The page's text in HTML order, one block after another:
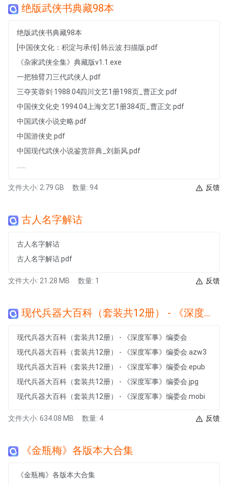
绝版武侠书典藏98本
绝版武侠书典藏98本
[中国侠文化：积淀与承传].韩云波.扫描版.pdf
《杂家武侠全集》典藏版v1.1.exe
一把独臂刀三代武侠人.pdf
三夺芙蓉剑·1988.04四川文艺1册198页_曹正文.pdf
中国侠文化史·1994.04上海文艺1册384页_曹正文.pdf
中国武侠小说史略.pdf
中国游侠史.pdf
中国现代武侠小说鉴赏辞典_刘新风.pdf
文件大小: 2.79 GB 数量: 94 反馈
古人名字解诂
古人名字解诂
古人名字解诂.pdf
文件大小: 21.28 MB 数量: 1 反馈
现代兵器大百科（套装共12册） - 《深度军事》编委会
现代兵器大百科（套装共12册） - 《深度军事》编委会
现代兵器大百科（套装共12册） - 《深度军事》编委会.azw3
现代兵器大百科（套装共12册） - 《深度军事》编委会.epub
现代兵器大百科（套装共12册） - 《深度军事》编委会.jpg
现代兵器大百科（套装共12册） - 《深度军事》编委会.mobi
文件大小: 634.08 MB 数量: 4 反馈
《金瓶梅》各版本大合集
《金瓶梅》各版本大合集